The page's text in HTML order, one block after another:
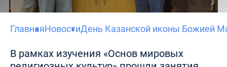
ГлавнаяНовостиДень Казанской иконы Божией
В рамках изучения «Основ мировых